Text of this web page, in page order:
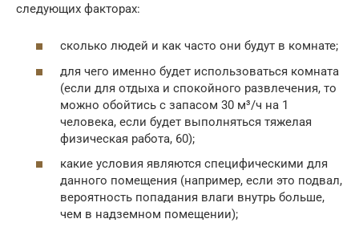
следующих факторах:
сколько людей и как часто они будут в комнате;
для чего именно будет использоваться комната
(если для отдыха и спокойного развлечения, то
можно обойтись с запасом 30 м³/ч на 1
человека, если будет выполняться тяжелая
физическая работа, 60);
какие условия являются специфическими для
данного помещения (например, если это подвал,
вероятность попадания влаги внутрь больше,
чем в надземном помещении);